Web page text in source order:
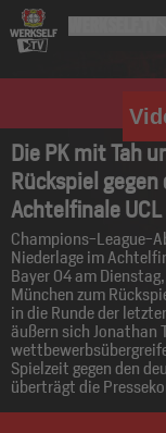
Die PK mit Tah
Rückspiel gegen
Achtelfinale UCL
Champions-League-
Niederlage im
Bayer 04 am
München zum
in die Runde der
äußern sich Jonathan
Spielzeit gegen den
überträgt die